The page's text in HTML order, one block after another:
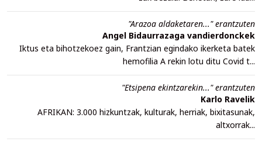
"Arazoa aldaketaren..." erantzuten
Angel Bidaurrazaga vandierdonckek
Iktus eta bihotzekoez gain, Frantzian egindako ikerketa batek
hemofilia A rekin lotu ditu Covid t...
"Etsipena ekintzarekin..." erantzuten
Karlo Ravelik
AFRIKAN: 3.000 hizkuntzak, kulturak, herriak, bixitasunak,
altxorrak...